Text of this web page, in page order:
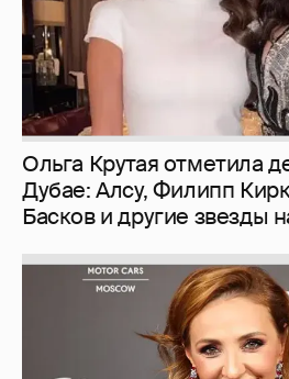
Ольга Крутая отметила
Дубае: Алсу, Филипп
Басков и другие звезды